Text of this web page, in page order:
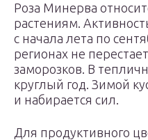
Роза Минерва
растениям.
с начала лета по
регионах не
заморозков. В
круглый год. Зимой
и набирается сил.
Для продуктивного